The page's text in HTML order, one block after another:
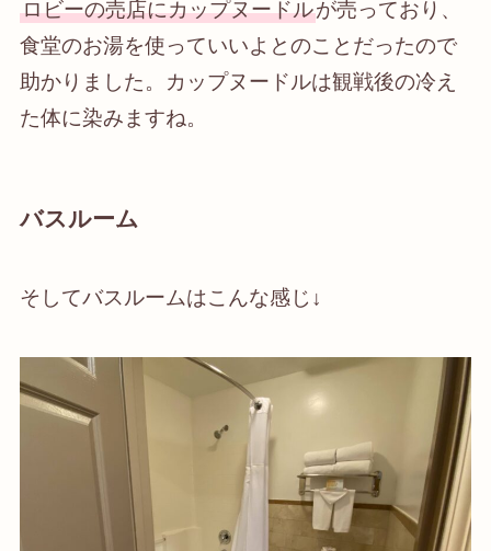
ロビーの売店にカップヌードルが売っており、
食堂のお湯を使っていいよ とのことだったので
助かりました。カップヌードルは観戦後の冷え
た体に染みますね。
バスルーム
そしてバスルームはこんな感じ↓